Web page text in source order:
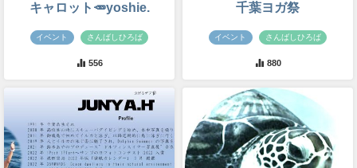
キャロット🥕yoshie.
イベント さんばしひろば
556
千葉ヨガ祭
イベント さんばしひろば
880